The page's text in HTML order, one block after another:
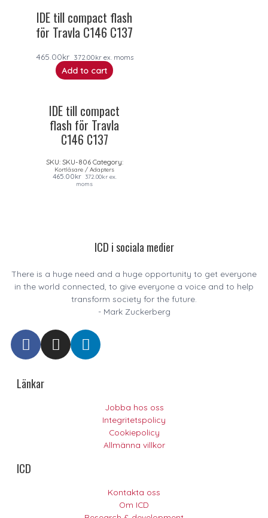
IDE till compact flash
för Travla C146 C137
465.00kr 372.00krex. moms
Add to cart
IDE till compact
flash för Travla
C146 C137
SKU: SKU-806 Category:
Kortläsare / Adapters
465.00kr 372.00krex.
moms
ICD i sociala medier
There is a huge need and a huge opportunity to get everyone
in the world connected, to give everyone a voice and to help
transform society for the future.
- Mark Zuckerberg
F
a
e
I
n
L
i
Länkar
Jobba hos oss
Integritetspolicy
Cookiepolicy
Allmänna villkor
ICD
Kontakta oss
Om ICD